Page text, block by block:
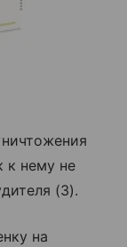
к нему не
(3).
на